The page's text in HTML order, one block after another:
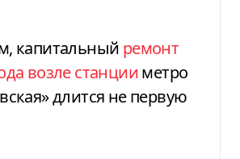
капитальный ремонт
возле станцииметро
длится не первую